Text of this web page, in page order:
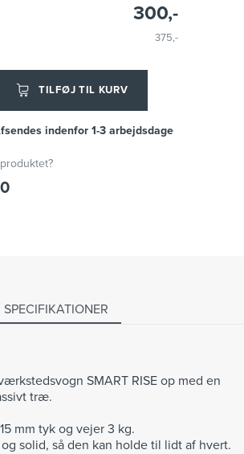
300,-
375,-
TILFØJ TIL KURV
indenfor 1-3 arbejdsdage
SPECIFIKATIONER
SMART RISE op med en
træ.
mm tyk og vejer 3 kg.
solid, så den kan holde til lidt af hvert.